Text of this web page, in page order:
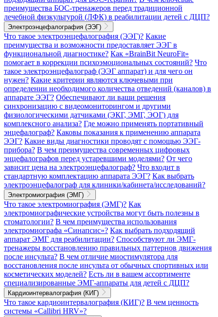
преимущества БОС-тренажеров перед традиционной
лечебной физкультурой (ЛФК) в реабилитации детей с ДЦП?
Электроэнцефалография (ЭЭГ)
Что такое электроэнцефалография (ЭЭГ)? Какие
преимущества и возможности предоставляет ЭЭГ в
функциональной диагностике? Как «BrainBit NeuroFit»
помогает в коррекции психоэмоциональных состояний? Что
такое электроэнцефалограф (ЭЭГ аппарат) и для чего он
нужен? Какие критерии являются ключевыми при
определении необходимого количества отведений (каналов) в
аппарате ЭЭГ? Обеспечивают ли ваши решения
синхронизацию с видеомониторингом и другими
физиологическими датчиками (ЭКГ, ЭМГ, ЭОГ) для
комплексного анализа? Где можно применять портативный
энцефалограф? Каковы показания к применению аппарата
ЭЭГ? Какие виды диагностики проводят с помощью ЭЭГ-
прибора? В чем преимущества современных цифровых
энцефалографов перед устаревшими моделями? От чего
зависит цена на электроэнцефалограф? Что входит в
стандартную комплектацию аппарата ЭЭГ? Как выбрать
электроэнцефалограф для клиники/кабинета/исследований?
Электромиография (ЭМГ)
Что такое электромиография (ЭМГ)? Как
электромиографические устройства могут быть полезны в
стоматологии? В чем преимущества использования
электромиографа «Синапсис»? Как выбрать подходящий
аппарат ЭМГ для реабилитации? Способствуют ли ЭМГ-
тренажеры восстановлению правильных паттернов движения
после инсульта? В чем отличие миостимулятора для
восстановления после инсульта от обычных спортивных или
косметических моделей? Есть ли в вашем ассортименте
специализированные ЭМГ-аппараты для детей с ДЦП?
Кардиоинтервалография (КИГ)
Что такое кардиоинтервалография (КИГ)? В чем ценность
системы «Callibri HRV»?